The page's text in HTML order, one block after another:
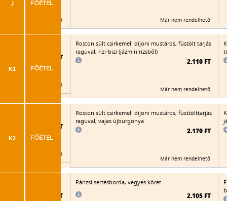
J FŐÉTEL
Már nem rendelhető Már nem rendelhető
K1 FŐÉTEL
2.065 FT
Már nem rendelhető
Roston sült csirkemell dijoni mustáros, füstölt tarjás
raguval, rizi-bizi (jázmin rizsből)
2.110 FT
Már nem rendelhető
K2 FŐÉTEL
2.070 FT
Már nem rendelhető
Roston sült csirkemell dijoni mustáros, füsttölttarjás
raguval, vajas újburgonya
2.170 FT
Már nem rendelhető
2.080 FT
Párizsi sertésborda, vegyes köret
2.105 FT